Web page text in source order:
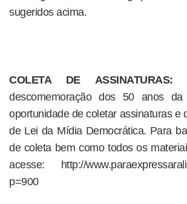
sugeridos acima.
COLETA DE ASSINATURAS:
descomemoração dos 50 anos
oportunidade de coletar assinaturas e
de Lei da Mídia Democrática. Para
de coleta bem como todos os
acesse: http://
p=900